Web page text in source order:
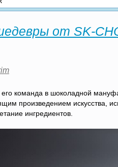
от SK-
команда в шоколадной
произведением искусства,
ингредиентов.